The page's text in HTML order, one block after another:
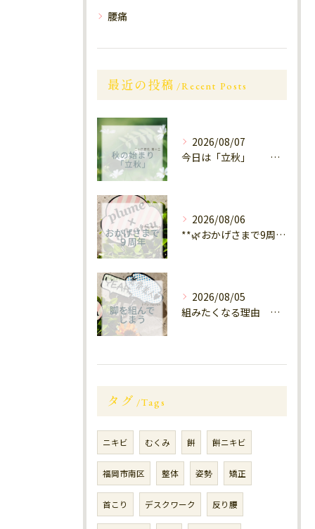
腰痛
最近の投稿 Recent Posts
2026/08/07
今日は「立秋」 南区福岡
2026/08/06
**🌿おかげさまで9周年🌿** 大橋
2026/08/05
組みたくなる理由 福岡大橋南
タグ Tags
ニキビ むくみ 餅 餅ニキビ
福岡市南区 整体 姿勢 矯正
首こり デスクワーク 反り腰